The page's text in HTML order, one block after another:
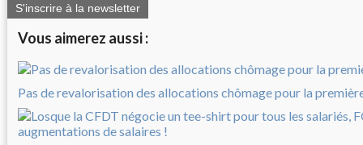
S'inscrire à la newsletter
Vous aimerez aussi :
Pas de revalorisation des allocations chômage pour la